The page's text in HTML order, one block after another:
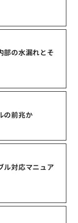
部の水漏れとそ
の前兆か
ル対応マニュア